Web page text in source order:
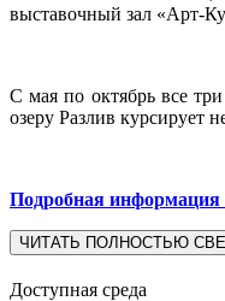
выставочный зал «Арт-
С мая по октябрь все
озеру Разлив курсирует
Подробная информация
ЧИТАТЬ ПОЛНОСТЬЮ
Доступная среда